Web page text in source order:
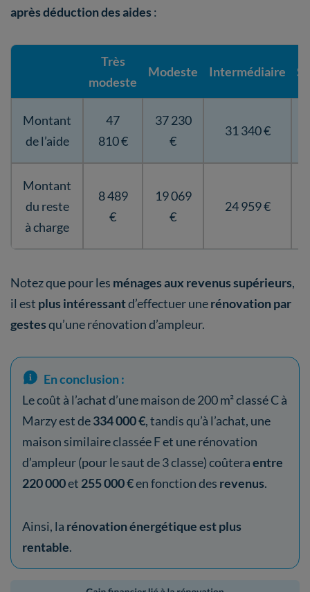
après déduction des aides :
Très
modeste
Modeste Intermédiaire
Montant
de l’aide
47
810 €
37 230
€
31 340 €
Montant
du reste
à charge
8 489
€
19 069
€
24 959 €
Notez que pour les ménages aux revenus supérieurs,
il est plus intéressantd’effectuer unerénovation par
gestesqu’une rénovation d’ampleur.
En conclusion :
Le coût à l’achat d’une maison de 200 m² classé C à
Marzy est de334 000 €, tandis qu’à l’achat, une
maison similaire classée F et une rénovation
d’ampleur (pour le saut de 3 classe) coûteraentre
220 000et255 000 €en fonction des revenus.
Ainsi, la rénovation énergétique est plus
rentable.